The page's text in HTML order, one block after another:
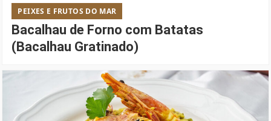
PEIXES E FRUTOS DO MAR
Bacalhau de Forno com Batatas
(Bacalhau Gratinado)